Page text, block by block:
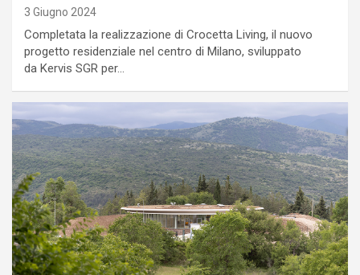
3 Giugno 2024
Completata la realizzazione di Crocetta Living, il nuovo
progetto residenziale nel centro di Milano, sviluppato
da Kervis SGR per…